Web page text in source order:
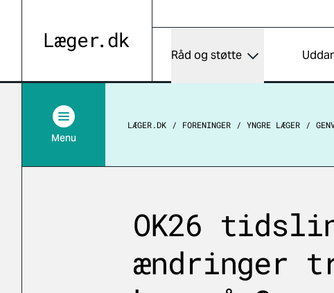
Råd og støtte
Menu
LÆGER.DK FORENINGER YNGRE LÆGER
OK26
ændringer